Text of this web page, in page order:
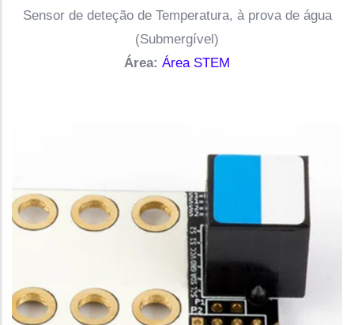
Sensor de deteção de Temperatura, à prova de água
(Submergível)
Área: Área STEM